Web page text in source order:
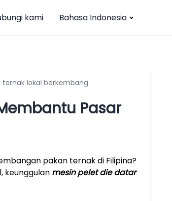
kami Bahasa Indonesia
lokal berkembang
Pasar
pakan ternak di Filipina?
keunggulan mesin pelet die datar